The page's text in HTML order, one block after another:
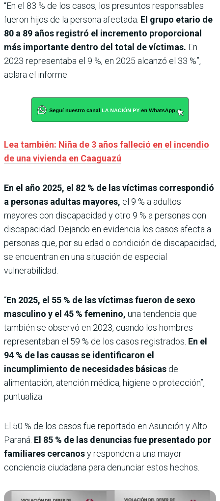
“En el 83 % de los casos, los presuntos responsables
fueron hijos de la persona afectada. El grupo etario de
80 a 89 años registró el incremento proporcional
más importante dentro del total de víctimas. En
2023 representaba el 9 %, en 2025 alcanzó el 33 %”,
aclara el informe.
Lea también: Niña de 3 años falleció en el incendio
de una vivienda en Caaguazú
En el año 2025, el 82 % de las víctimas correspondió
a personas adultas mayores, el 9 % a adultos
mayores con discapacidad y otro 9 % a personas con
discapacidad. Dejando en evidencia los casos afecta a
personas que, por su edad o condición de discapacidad,
se encuentran en una situación de especial
vulnerabilidad.
“En 2025, el 55 % de las víctimas fueron de sexo
masculino y el 45 % femenino, una tendencia que
también se observó en 2023, cuando los hombres
representaban el 59 % de los casos registrados. En el
94 % de las causas se identificaron el
incumplimiento de necesidades básicas de
alimentación, atención médica, higiene o protección”,
puntualiza.
El 50 % de los casos fue reportado en Asunción y Alto
Paraná. El 85 % de las denuncias fue presentado por
familiares cercanosy responden a una mayor
conciencia ciudadana para denunciar estos hechos.